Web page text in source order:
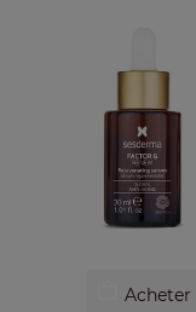
Acheter